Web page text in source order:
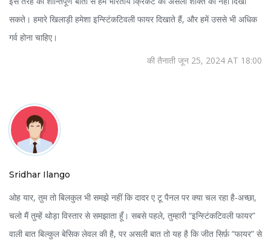
सकते। हमारे खिलाड़ी हमेशा इन्स्टिंकटिवली फायर दिखाते हैं, और हमें उससे भी अधिक
गर्व होना चाहिए।
की तैनाती जून 25, 2024 AT 18:00
Sridhar Ilango
ओह यार, तुम तो बिलकुल भी समझे नहीं कि दादर ए टू पैनल पर क्या चल रहा है-अच्छा,
चलो मैं तुम्हें थोड़ा विस्तार से समझाता हूँ। सबसे पहले, तुम्हारी “इन्स्टिंकटिवली फायर”
वाली बात बिल्कुल बेसिक लेवल की है, पर असली बात तो यह है कि जीत सिर्फ़ “फायर” से